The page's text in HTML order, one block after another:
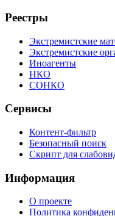
Реестры
Экстремистские
Экстремистские
Иноагенты
НКО
СОНКО
Сервисы
Контент-фильтр
Безопасный поиск
Скрипт для
Информация
О проекте
Политика